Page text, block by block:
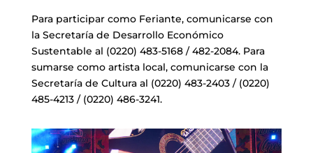
Para participar como Feriante, comunicarse con
la Secretaría de Desarrollo Económico
Sustentable al (0220) 483-5168 / 482-2084. Para
sumarse como artista local, comunicarse con la
Secretaría de Cultura al (0220) 483-2403 / (0220)
485-4213 / (0220) 486-3241.